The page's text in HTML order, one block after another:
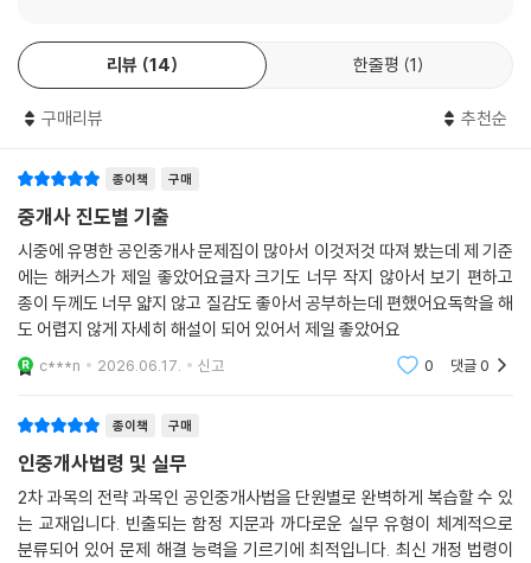
보기’를 통해 정답의 근거와 핵심 개념을 명확하게 이해할 수 있습니다.
3. [학습계획표]를 통해 전략적인 학습 계획을 수립할 수 있습니다.
공인중개사법령 및 실무 학습계획표와 자기주도 학습계획표를 활용해, 나
에게 맞는 학습 일정과 진도를 스스로 관리할 수 있습니다.
별(*)표시한 핵심 빈출지문만 모아 구성한 ‘빈출지문 노트’로 중요 지문을
빠르게 재점검하며 시험 직전까지 반복 학습할 수 있습니다.
[동차 합격을 위한 해커스만의 추가 학습 콘텐츠 - 해커스 공인중개사(la
nd.Hackers.com)]
1. 본 교재 인강
2. 기출문제 무료 해설 특강
리뷰 14 한줄평 1
구매리뷰 추천순
종이책 구매
중개사 진도별 기출
시중에 유명한 공인중개사 문제집이 많아서 이것저것 따져 봤는데 제 기준
에는 해커스가 제일 좋았어요글자 크기도 너무 작지 않아서 보기 편하고
종이 두께도 너무 얇지 않고 질감도 좋아서 공부하는데 편했어요독학을 해
도 어렵지 않게 자세히 해설이 되어 있어서 제일 좋았어요
c***n 2026.06.17. 신고 0 댓글0
종이책 구매
인중개사법령 및 실무
2차 과목의 전략 과목인 공인중개사법을 단원별로 완벽하게 복습할 수 있
는 교재입니다. 빈출되는 함정 지문과 까다로운 실무 유형이 체계적으로
분류되어 있어 문제 해결 능력을 기르기에 최적입니다. 최신 개정 법령이